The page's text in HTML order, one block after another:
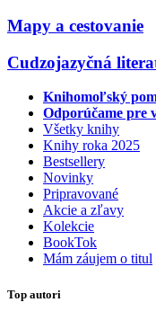
Mapy a cestovanie
Cudzojazyčná
Knihomoľský
Odporúčame pre
Všetky knihy
Knihy roka 2025
Bestsellery
Novinky
Pripravované
Akcie a zľavy
Kolekcie
BookTok
Mám záujem o titul
Top autori